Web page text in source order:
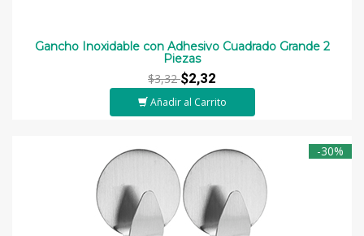
Gancho Inoxidable con Adhesivo Cuadrado Grande 2
Piezas
$3,32$2,32
Añadir al Carrito
-30%